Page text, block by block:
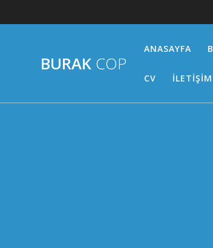
to
BURAK COP
ANASAYFA
CV